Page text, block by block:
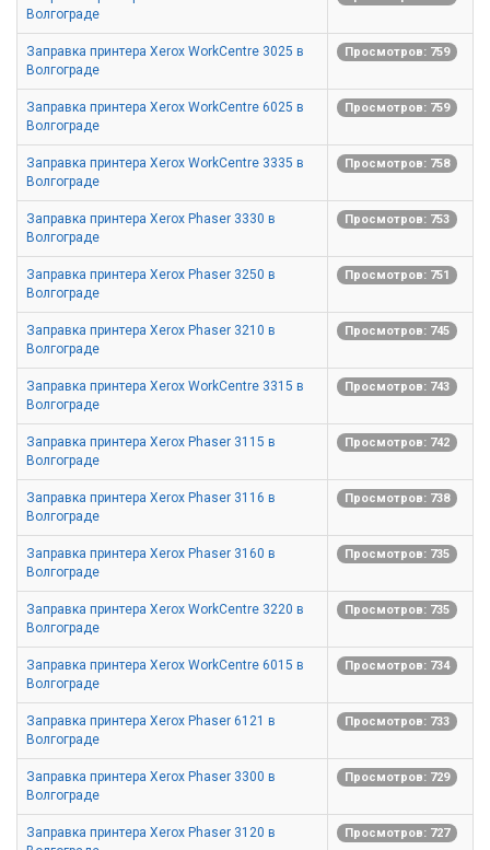
Волгограде
Заправка принтера Xerox WorkCentre 3025 в
Волгограде
Просмотров: 759
Заправка принтера Xerox WorkCentre 6025 в
Волгограде
Просмотров: 759
Заправка принтера Xerox WorkCentre 3335 в
Волгограде
Просмотров: 758
Заправка принтера Xerox Phaser 3330 в
Волгограде
Просмотров: 753
Заправка принтера Xerox Phaser 3250 в
Волгограде
Просмотров: 751
Заправка принтера Xerox Phaser 3210 в
Волгограде
Просмотров: 745
Заправка принтера Xerox WorkCentre 3315 в
Волгограде
Просмотров: 743
Заправка принтера Xerox Phaser 3115 в
Волгограде
Просмотров: 742
Заправка принтера Xerox Phaser 3116 в
Волгограде
Просмотров: 738
Заправка принтера Xerox Phaser 3160 в
Волгограде
Просмотров: 735
Заправка принтера Xerox WorkCentre 3220 в
Волгограде
Просмотров: 735
Заправка принтера Xerox WorkCentre 6015 в
Волгограде
Просмотров: 734
Заправка принтера Xerox Phaser 6121 в
Волгограде
Просмотров: 733
Заправка принтера Xerox Phaser 3300 в
Волгограде
Просмотров: 729
Заправка принтера Xerox Phaser 3120 в
Просмотров: 727